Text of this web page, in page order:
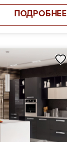
ПОДРОБНЕЕ